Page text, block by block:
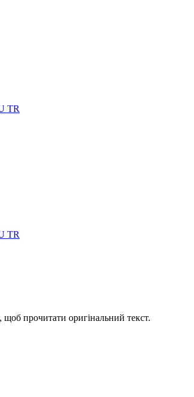
TR
TR
прочитати оригінальний текст.